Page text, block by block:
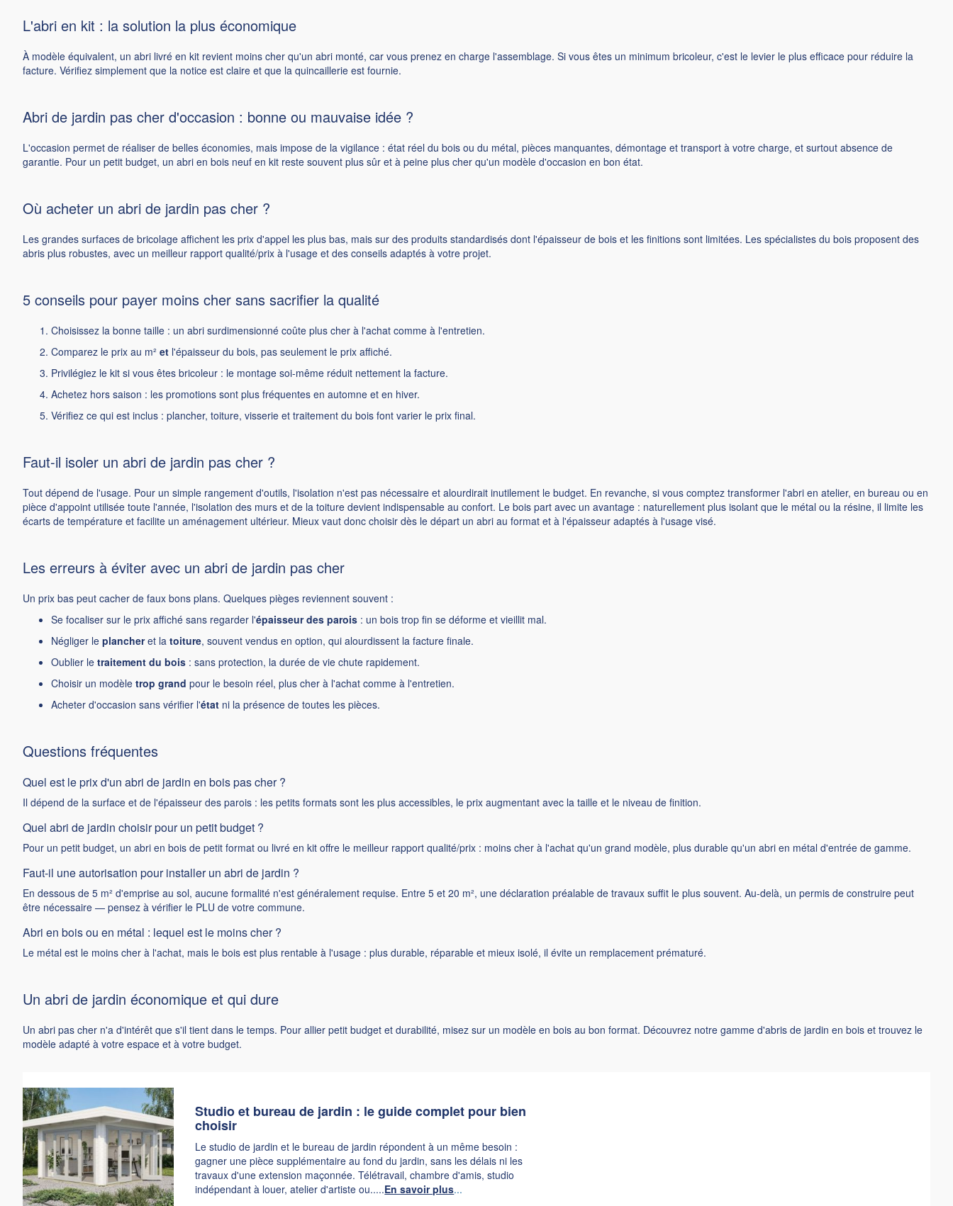
L'abri en kit : la solution la plus économique
À modèle équivalent, un abri livré en kit revient moins cher qu'un abri monté, car vous prenez en charge l'assemblage. Si vous êtes un minimum bricoleur, c'est le levier le plus efficace pour réduire la
facture. Vérifiez simplement que la notice est claire et que la quincaillerie est fournie.
Abri de jardin pas cher d'occasion : bonne ou mauvaise idée ?
L'occasion permet de réaliser de belles économies, mais impose de la vigilance : état réel du bois ou du métal, pièces manquantes, démontage et transport à votre charge, et surtout absence de
garantie. Pour un petit budget, un abri en bois neuf en kit reste souvent plus sûr et à peine plus cher qu'un modèle d'occasion en bon état.
Où acheter un abri de jardin pas cher ?
Les grandes surfaces de bricolage affichent les prix d'appel les plus bas, mais sur des produits standardisés dont l'épaisseur de bois et les finitions sont limitées. Les spécialistes du bois proposent des
abris plus robustes, avec un meilleur rapport qualité/prix à l'usage et des conseils adaptés à votre projet.
5 conseils pour payer moins cher sans sacrifier la qualité
Choisissez la bonne taille : un abri surdimensionné coûte plus cher à l'achat comme à l'entretien.
Comparez le prix au m² et l'épaisseur du bois, pas seulement le prix affiché.
Privilégiez le kit si vous êtes bricoleur : le montage soi-même réduit nettement la facture.
Achetez hors saison : les promotions sont plus fréquentes en automne et en hiver.
Vérifiez ce qui est inclus : plancher, toiture, visserie et traitement du bois font varier le prix final.
Faut-il isoler un abri de jardin pas cher ?
Tout dépend de l'usage. Pour un simple rangement d'outils, l'isolation n'est pas nécessaire et alourdirait inutilement le budget. En revanche, si vous comptez transformer l'abri en atelier, en bureau ou en
pièce d'appoint utilisée toute l'année, l'isolation des murs et de la toiture devient indispensable au confort. Le bois part avec un avantage : naturellement plus isolant que le métal ou la résine, il limite les
écarts de température et facilite un aménagement ultérieur. Mieux vaut donc choisir dès le départ un abri au format et à l'épaisseur adaptés à l'usage visé.
Les erreurs à éviter avec un abri de jardin pas cher
Un prix bas peut cacher de faux bons plans. Quelques pièges reviennent souvent :
Se focaliser sur le prix affiché sans regarder l'épaisseur des parois : un bois trop fin se déforme et vieillit mal.
Négliger le plancheret la toiture, souvent vendus en option, qui alourdissent la facture finale.
Oublier le traitement du bois : sans protection, la durée de vie chute rapidement.
Choisir un modèle trop grand pour le besoin réel, plus cher à l'achat comme à l'entretien.
Acheter d'occasion sans vérifier l'état ni la présence de toutes les pièces.
Questions fréquentes
Quel est le prix d'un abri de jardin en bois pas cher ?
Il dépend de la surface et de l'épaisseur des parois : les petits formats sont les plus accessibles, le prix augmentant avec la taille et le niveau de finition.
Quel abri de jardin choisir pour un petit budget ?
Pour un petit budget, un abri en bois de petit format ou livré en kit offre le meilleur rapport qualité/prix : moins cher à l'achat qu'un grand modèle, plus durable qu'un abri en métal d'entrée de gamme.
Faut-il une autorisation pour installer un abri de jardin ?
En dessous de 5 m² d'emprise au sol, aucune formalité n'est généralement requise. Entre 5 et 20 m², une déclaration préalable de travaux suffit le plus souvent. Au-delà, un permis de construire peut
être nécessaire — pensez à vérifier le PLU de votre commune.
Abri en bois ou en métal : lequel est le moins cher ?
Le métal est le moins cher à l'achat, mais le bois est plus rentable à l'usage : plus durable, réparable et mieux isolé, il évite un remplacement prématuré.
Un abri de jardin économique et qui dure
Un abri pas cher n'a d'intérêt que s'il tient dans le temps. Pour allier petit budget et durabilité, misez sur un modèle en bois au bon format. Découvrez notre gamme d'abris de jardin en bois et trouvez le
modèle adapté à votre espace et à votre budget.
Studio et bureau de jardin : le guide complet pour bien
choisir
Le studio de jardin et le bureau de jardin répondent à un même besoin :
gagner une pièce supplémentaire au fond du jardin, sans les délais ni les
travaux d'une extension maçonnée. Télétravail, chambre d'amis, studio
indépendant à louer, atelier d'artiste ou.....En savoir plus...